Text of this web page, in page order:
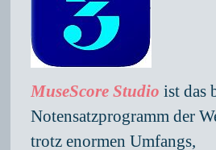
MuseScore Studio ist das
Notensatzprogramm der
trotz enormen Umfangs,